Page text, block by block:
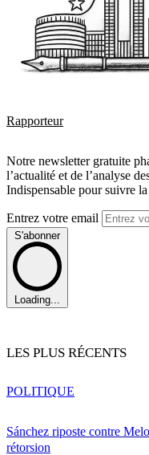
Rapporteur
Notre newsletter gratuite
l’actualité et de l’analyse
Indispensable pour suivre
Entrez votre email
S'abonner
Loading...
LES PLUS RÉCENTS
Sánchez riposte contre
rétorsion
POLITIQUE